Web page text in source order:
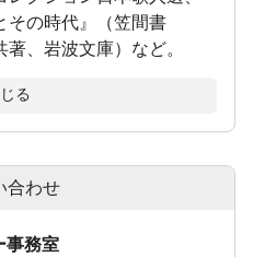
その時代』（笠間書
、岩波文庫）など。
る
合わせ
事務室